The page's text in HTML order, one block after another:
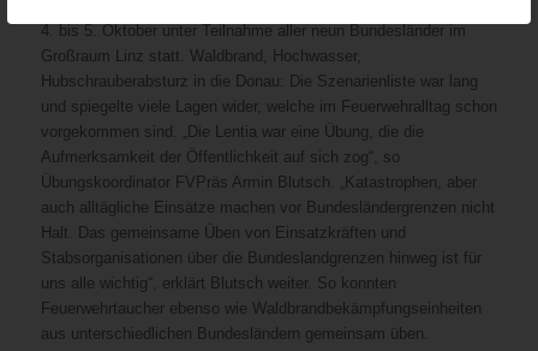
4. bis 5. Oktober unter Teilnahme aller neun Bundesländer im
Großraum Linz statt. Waldbrand, Hochwasser,
Hubschrauberabsturz in die Donau: Die Szenarienliste war lang
und spiegelte viele Lagen wider, welche im Feuerwehralltag schon
vorgekommen sind. „Die Lentia war eine Übung, die die
Aufmerksamkeit der Öffentlichkeit auf sich zog“, so
Übungskoordinator FVPräs Armin Blutsch. „Katastrophen, aber
auch alltägliche Einsätze machen vor Bundesländergrenzen nicht
Halt. Das gemeinsame Üben von Einsatzkräften und
Stabsorganisationen über die Bundeslandgrenzen hinweg ist für
uns alle wichtig“, erklärt Blutsch weiter. So konnten
Feuerwehrtaucher ebenso wie Waldbrandbekämpfungseinheiten
aus unterschiedlichen Bundesländern gemeinsam üben.